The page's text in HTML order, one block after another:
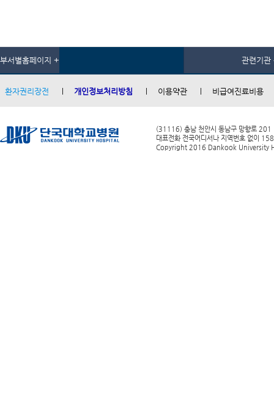
부서별홈페이지 + 관련기관
환자권리장전 개인정보처리방침 이용약관 비급여진료비용
(31116) 충남 천안시 동남구 망향로 201
대표전화 전국어디서나 지역번호 없이
Copyright 2016 Dankook University